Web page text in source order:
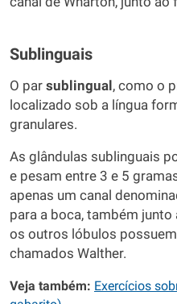
Sublinguais
O par sublingual, como o
localizado sob a língua
granulares.
As glândulas sublinguais
e pesam entre 3 e 5
apenas um canal
para a boca, também
os outros lóbulos
chamados Walther.
Veja também: Exercícios